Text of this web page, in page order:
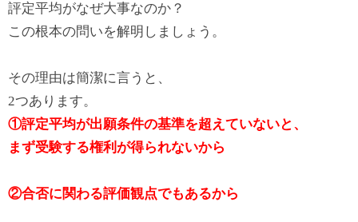
評定平均がなぜ大事なのか？
この根本の問いを解明しましょう。
その理由は簡潔に言うと、
2つあります。
①評定平均が出願条件の基準を超えていないと、
まず受験する権利が得られないから
②合否に関わる評価観点でもあるから